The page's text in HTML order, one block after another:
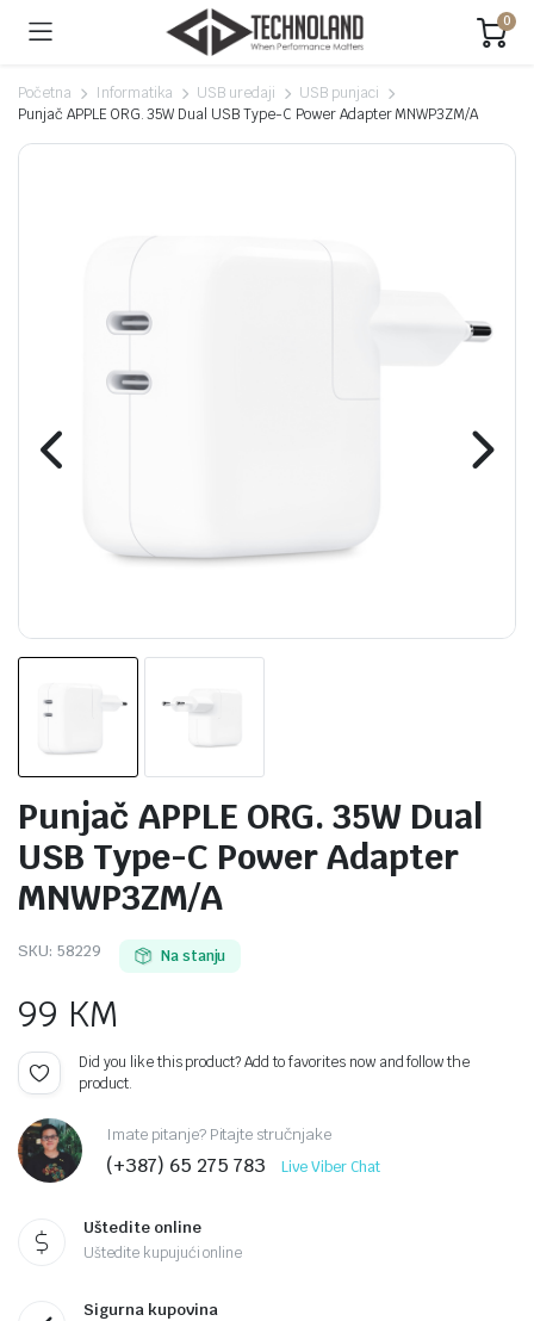
0
Početna Informatika USB uredaji
USB punjaci
Punjač APPLE ORG. 35W Dual USB Type-C Power Adapter MNWP3ZM/A
Punjač APPLE ORG. 35W Dual
USB Type-C Power Adapter
MNWP3ZM/A
SKU: 58229 Na stanju
99 KM
Did you like this product? Add to favorites now and follow the
product.
Imate pitanje? Pitajte stručnjake
(+387) 65 275 783 Live Viber Chat
Uštedite online
Uštedite kupujući online
Sigurna kupovina